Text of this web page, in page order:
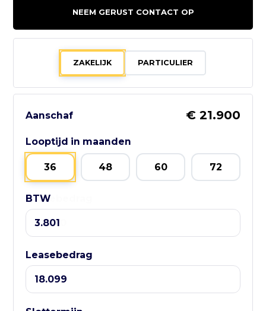
055 - 3574370
Bezoek website adverteerder
Zo bereik je
GebruikteAuto.NL:
📱 WhatsApp:
085-060 3662
📧 E-mail:
info@gebruikteauto.nl
🏢 KvK:
02092618
⏰ Openingstijden:
NEEM GERUST CONTACT OP
ZAKELIJK PARTICULIER
Aanschaf € 21.900
Looptijd in maanden
36 48 60 72
BTW
Leasebedrag
Leasebedrag